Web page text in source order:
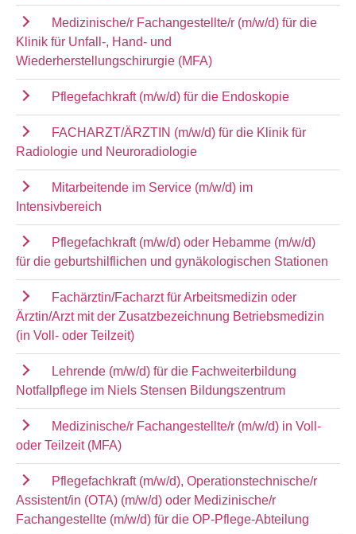
Medizinische/r Fachangestellte/r (m/w/d) für die
Klinik für Unfall-, Hand- und
Wiederherstellungschirurgie (MFA)
Pflegefachkraft (m/w/d) für die Endoskopie
FACHARZT/ÄRZTIN (m/w/d) für die Klinik für
Radiologie und Neuroradiologie
Mitarbeitende im Service (m/w/d) im
Intensivbereich
Pflegefachkraft (m/w/d) oder Hebamme (m/w/d)
für die geburtshilflichen und gynäkologischen Stationen
Fachärztin/Facharzt für Arbeitsmedizin oder
Ärztin/Arzt mit der Zusatzbezeichnung Betriebsmedizin
(in Voll- oder Teilzeit)
Lehrende (m/w/d) für die Fachweiterbildung
Notfallpflege im Niels Stensen Bildungszentrum
Medizinische/r Fachangestellte/r (m/w/d) in Voll-
oder Teilzeit (MFA)
Pflegefachkraft (m/w/d), Operationstechnische/r
Assistent/in (OTA) (m/w/d) oder Medizinische/r
Fachangestellte (m/w/d) für die OP-Pflege-Abteilung